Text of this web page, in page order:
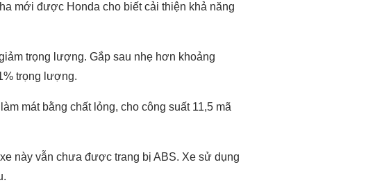
mới được Honda cho biết cải thiện khả năng
trọng lượng. Gắp sau nhẹ hơn khoảng
trọng lượng.
mát bằng chất lỏng, cho công suất 11,5 mã
này vẫn chưa được trang bị ABS. Xe sử dụng